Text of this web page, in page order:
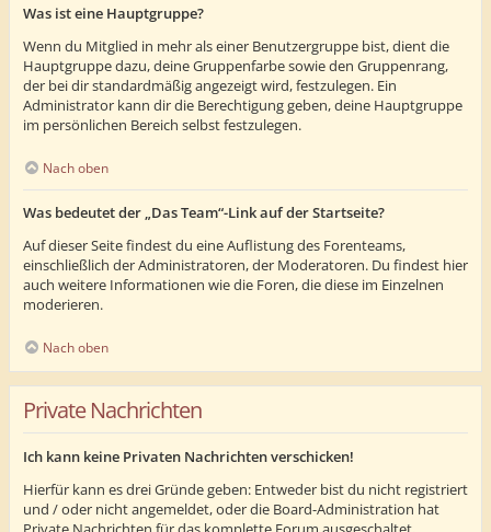
Was ist eine Hauptgruppe?
Wenn du Mitglied in mehr als einer Benutzergruppe bist, dient die
Hauptgruppe dazu, deine Gruppenfarbe sowie den Gruppenrang,
der bei dir standardmäßig angezeigt wird, festzulegen. Ein
Administrator kann dir die Berechtigung geben, deine Hauptgruppe
im persönlichen Bereich selbst festzulegen.
Nach oben
Was bedeutet der „Das Team“-Link auf der Startseite?
Auf dieser Seite findest du eine Auflistung des Forenteams,
einschließlich der Administratoren, der Moderatoren. Du findest hier
auch weitere Informationen wie die Foren, die diese im Einzelnen
moderieren.
Nach oben
Private Nachrichten
Ich kann keine Privaten Nachrichten verschicken!
Hierfür kann es drei Gründe geben: Entweder bist du nicht registriert
und / oder nicht angemeldet, oder die Board-Administration hat